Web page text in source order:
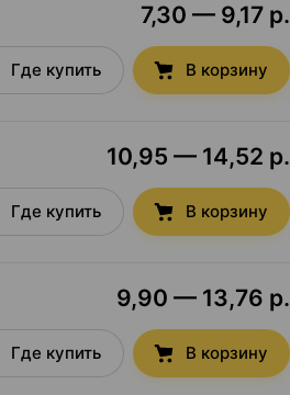
7,30 — 9,17 р.
Где купить В корзину
10,95 — 14,52 р.
Где купить В корзину
9,90 — 13,76 р.
Где купить В корзину